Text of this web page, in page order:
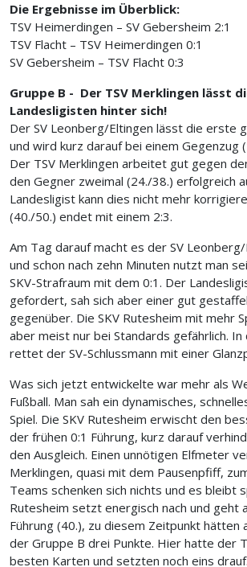
Die Ergebnisse im Überblick:
TSV Heimerdingen – SV Gebersheim 2:1
TSV Flacht – TSV Heimerdingen 0:1
SV Gebersheim – TSV Flacht 0:3
Gruppe B - Der TSV Merklingen lässt
Landesligisten hinter sich!
Der SV Leonberg/Eltingen lässt die erste
und wird kurz darauf bei einem Gegenzug
Der TSV Merklingen arbeitet gut gegen
den Gegner zweimal (24./38.) erfolgreich
Landesligist kann dies nicht mehr
(40./50.) endet mit einem 2:3.
Am Tag darauf macht es der SV
und schon nach zehn Minuten nutzt man
SKV-Strafraum mit dem 0:1. Der
gefordert, sah sich aber einer gut
gegenüber. Die SKV Rutesheim mit mehr
aber meist nur bei Standards gefährlich.
rettet der SV-Schlussmann mit einer
Was sich jetzt entwickelte war mehr als
Fußball. Man sah ein dynamisches,
Spiel. Die SKV Rutesheim erwischt den
der frühen 0:1 Führung, kurz darauf
den Ausgleich. Einen unnötigen Elfmeter
Merklingen, quasi mit dem Pausenpfiff,
Teams schenken sich nichts und es bleibt
Rutesheim setzt energisch nach und geht
Führung (40.), zu diesem Zeitpunkt hätten
der Gruppe B drei Punkte. Hier hatte der
besten Karten und setzten noch eins